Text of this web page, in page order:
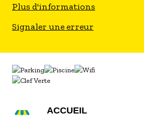
Plus d'informations
Signaler une erreur
ACCUEIL